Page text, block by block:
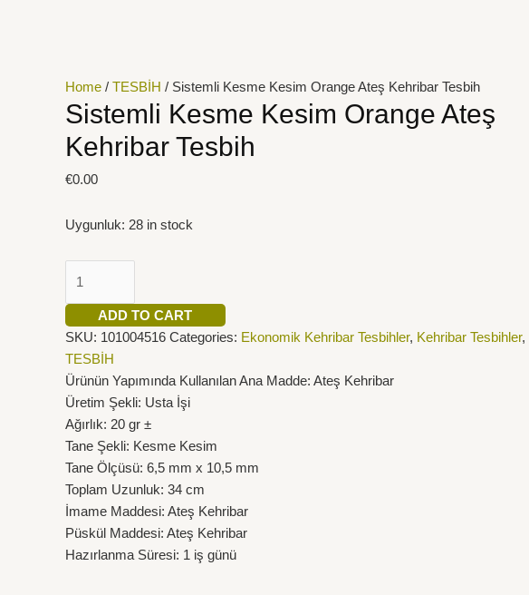
Home / TESBİH / Sistemli Kesme Kesim Orange Ateş Kehribar Tesbih
Sistemli Kesme Kesim Orange Ateş
Kehribar Tesbih
€0.00
Uygunluk: 28 in stock
Ateş
Kehribar
Tesbih
ADD TO CART
SKU: 101004516 Categories: Ekonomik Kehribar Tesbihler, Kehribar Tesbihler,
TESBİH
Ürünün Yapımında Kullanılan Ana Madde: Ateş Kehribar
Üretim Şekli: Usta İşi
Ağırlık: 20 gr ±
Tane Şekli: Kesme Kesim
Tane Ölçüsü: 6,5 mm x 10,5 mm
Toplam Uzunluk: 34 cm
İmame Maddesi: Ateş Kehribar
Püskül Maddesi: Ateş Kehribar
Hazırlanma Süresi: 1 iş günü